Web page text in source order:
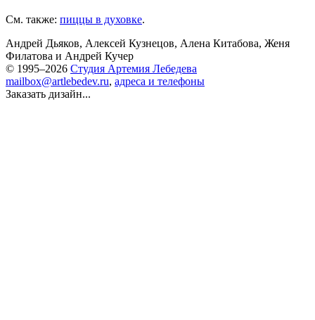
См. также: пиццы в духовке.
Андрей Дьяков, Алексей Кузнецов, Алена Китабова, Женя
Филатова и Андрей Кучер
© 1995–2026 Студия Артемия Лебедева
mailbox@artlebedev.ru, адреса и телефоны
Заказать дизайн...